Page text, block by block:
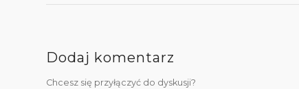
Dodaj komentarz
Chcesz się przyłączyć do dyskusji?